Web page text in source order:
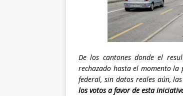
De los cantones donde el
rechazado hasta el momento
federal, sin datos reales aún,
los votos a favor de esta